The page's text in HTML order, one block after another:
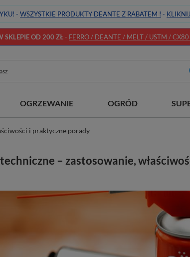
- WSZYSTKIE PRODUKTY DEANTE Z RABATEM ! -
SKLEPIE OD 200 ZŁ- FERRO / DEANTE / MELT / USTM /
OGRZEWANIE OGRÓD
i praktyczne porady
– zastosowanie,